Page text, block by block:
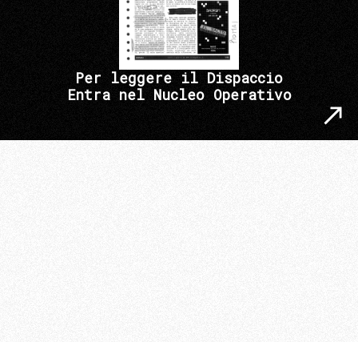
Per leggere il Dispaccio
Entra nel Nucleo Operativo